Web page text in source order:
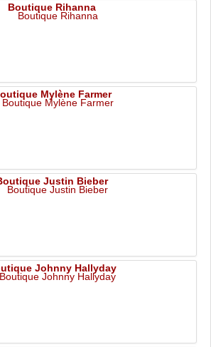
Boutique Rihanna
Mylène Farmer
Justin Bieber
Johnny Hallyday